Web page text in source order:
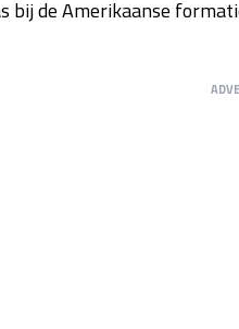
bij de Amerikaanse